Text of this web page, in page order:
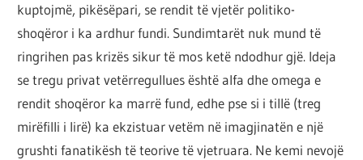
kuptojmë, pikësëpari, se rendit të vjetër politiko-
shoqëror i ka ardhur fundi. Sundimtarët nuk mund të
ringrihen pas krizës sikur të mos ketë ndodhur gjë. Ideja
se tregu privat vetërregullues është alfa dhe omega e
rendit shoqëror ka marrë fund, edhe pse si i tillë (treg
mirëfilli i lirë) ka ekzistuar vetëm në imagjinatën e një
grushti fanatikësh të teorive të vjetruara. Ne kemi nevojë